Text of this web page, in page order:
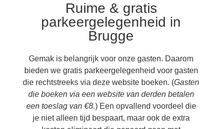
Ruime & gratis
parkeergelegenheid in
Brugge
Gemak is belangrijk voor onze gasten. Daarom
bieden we gratis parkeergelegenheid voor gasten
die rechtstreeks via deze website boeken. (Gasten
die boeken via een website van derden betalen
een toeslag van €8.) Een opvallend voordeel die
je niet alleen tijd bespaart, maar ook de extra